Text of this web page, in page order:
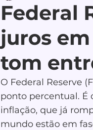
Federal
juros
tom
O Federal Reserve
ponto percentual. É
inflação, que já
mundo estão em